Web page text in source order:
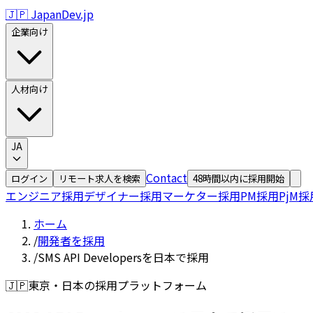
🇯🇵 JapanDev.jp
企業向け
人材向け
JA
ログイン リモート求人を検索 Contact 48時間以内に採用開始
エンジニア採用デザイナー採用マーケター採用PM採用PjM採
ホーム
/開発者を採用
/SMS API Developersを日本で採用
🇯🇵東京・日本の採用プラットフォーム